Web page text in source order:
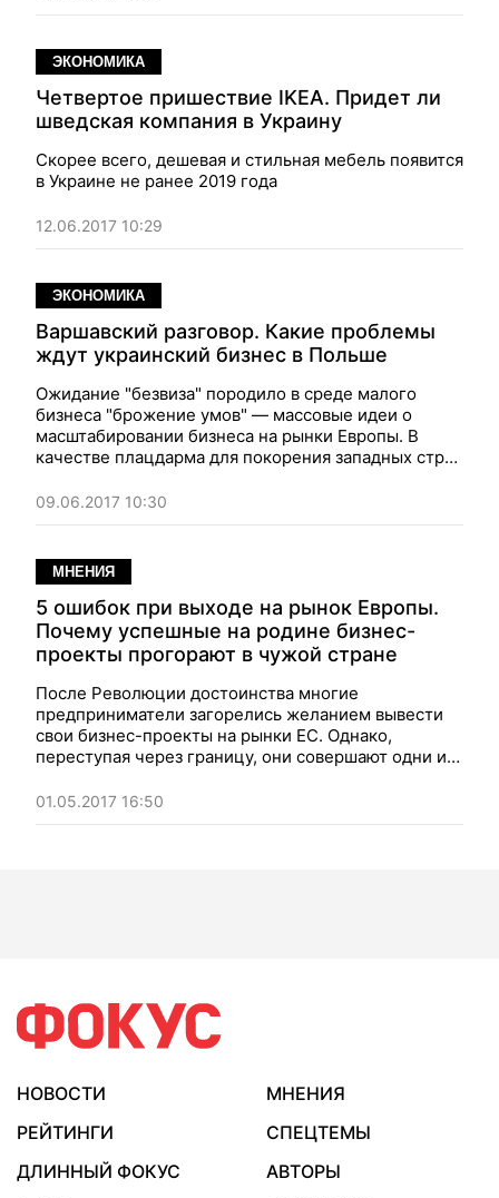
ЭКОНОМИКА
Четвертое пришествие IKEA. Придет ли
шведская компания в Украину
Скорее всего, дешевая и стильная мебель появится
в Украине не ранее 2019 года
12.06.2017 10:29
ЭКОНОМИКА
Варшавский разговор. Какие проблемы
ждут украинский бизнес в Польше
Ожидание "безвиза" породило в среде малого
бизнеса "брожение умов" — массовые идеи о
масштабировании бизнеса на рынки Европы. В
качестве плацдарма для покорения западных стран
преимущественно на близкую нам географически
Польшу
09.06.2017 10:30
МНЕНИЯ
5 ошибок при выходе на рынок Европы.
Почему успешные на родине бизнес-
проекты прогорают в чужой стране
После Революции достоинства многие
предприниматели загорелись желанием вывести
свои бизнес-проекты на рынки ЕС. Однако,
переступая через границу, они совершают одни и
01.05.2017 16:50
НОВОСТИ
МНЕНИЯ
РЕЙТИНГИ
СПЕЦТЕМЫ
ДЛИННЫЙ ФОКУС
АВТОРЫ